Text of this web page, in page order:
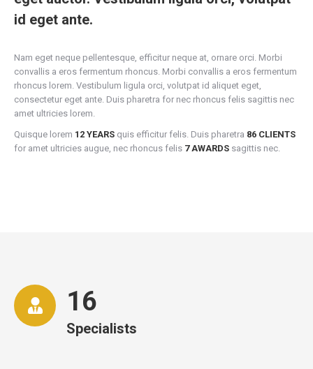
id eget ante.
Nam eget neque pellentesque, efficitur neque at, ornare orci. Morbi
convallis a eros fermentum rhoncus. Morbi convallis a eros fermentum
rhoncus lorem. Vestibulum ligula orci, volutpat id aliquet eget,
consectetur eget ante. Duis pharetra for nec rhoncus felis sagittis nec
amet ultricies lorem.
Quisque lorem 12 YEARS quis efficitur felis. Duis pharetra 86 CLIENTS
for amet ultricies augue, nec rhoncus felis 7 AWARDS sagittis nec.
16
Specialists